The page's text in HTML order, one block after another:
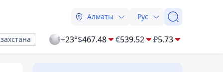
Алматы Рус
+23°$467.48 €539.52 ₽5.73